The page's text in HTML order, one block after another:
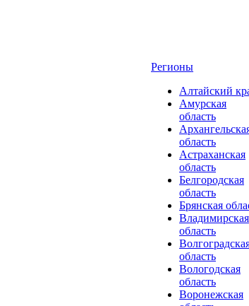
Регионы
Алтайский
Амурская
область
область
Астраханская
область
Белгородская
область
Брянская
Владимирская
область
область
Вологодская
область
Воронежская